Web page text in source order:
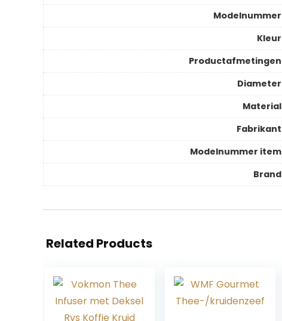
Modelnummer
Kleur
Productafmetingen
Diameter
Material
Fabrikant
Modelnummer item
Brand
Related Products